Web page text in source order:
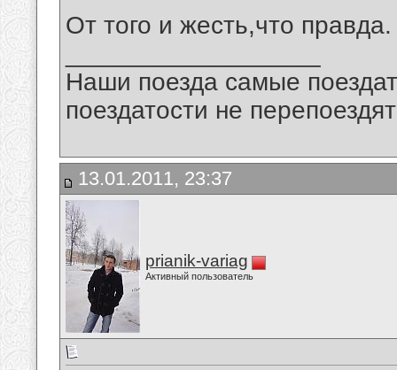
От того и жесть,что правда.
Наши поезда самые
поездатости не
13.01.2011, 23:37
prianik-variag
Активный пользователь